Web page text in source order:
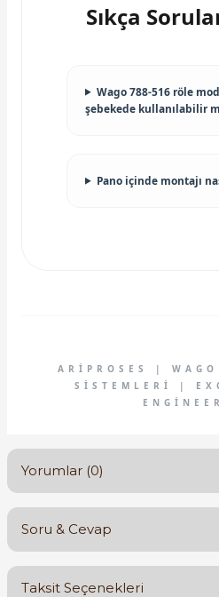
Sıkça
Wago 788-516 röle
şebekede kullanılabilir
Pano içinde montajı
ARIPROSES | WAGO
SISTEMLERI |
Yorumlar (0)
Bu ürüne ilk
Soru & Cevap
Taksit Seçenekleri